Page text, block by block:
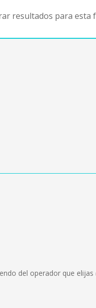
resultados para esta
del operador que elijas